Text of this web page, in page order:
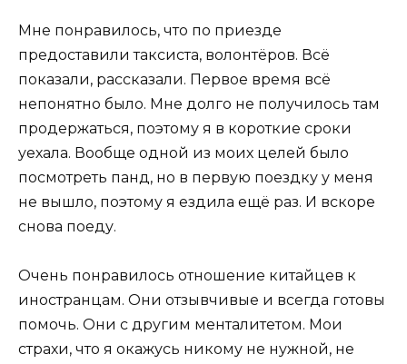
Мне понравилось, что по приезде
предоставили таксиста, волонтёров. Всё
показали, рассказали. Первое время всё
непонятно было. Мне долго не получилось там
продержаться, поэтому я в короткие сроки
уехала. Вообще одной из моих целей было
посмотреть панд, но в первую поездку у меня
не вышло, поэтому я ездила ещё раз. И вскоре
снова поеду.
Очень понравилось отношение китайцев к
иностранцам. Они отзывчивые и всегда готовы
помочь. Они с другим менталитетом. Мои
страхи, что я окажусь никому не нужной, не